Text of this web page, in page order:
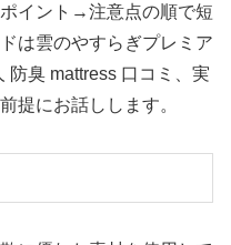
イント→注意点の順で短
は雲のやすらぎプレミア
防臭 mattress 口コミ、実
提にお話しします。